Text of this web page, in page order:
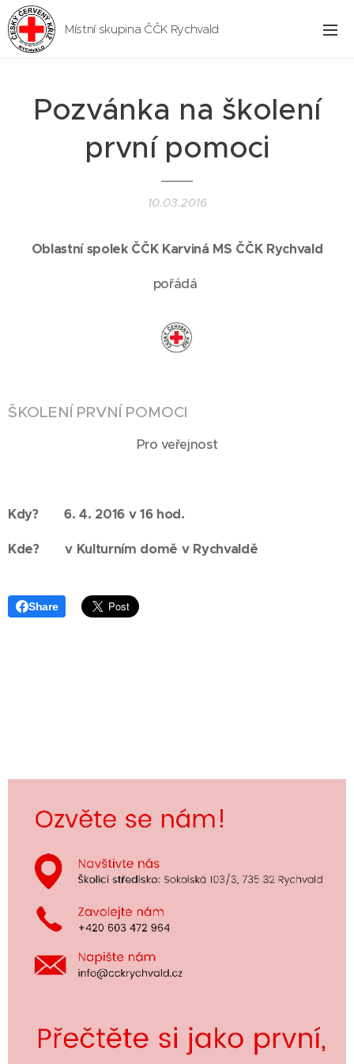
Místní skupina ČČK Rychvald
Pozvánka na školení
první pomoci
10.03.2016
Oblastní spolek ČČK Karviná MS ČČK Rychvald
pořádá
ŠKOLENÍ PRVNÍ POMOCI
Pro veřejnost
Kdy? 6. 4. 2016 v 16 hod.
Kde? v Kulturním domě v Rychvaldě
Share